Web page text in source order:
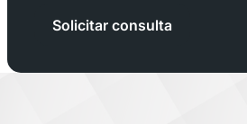
Solicitar consulta